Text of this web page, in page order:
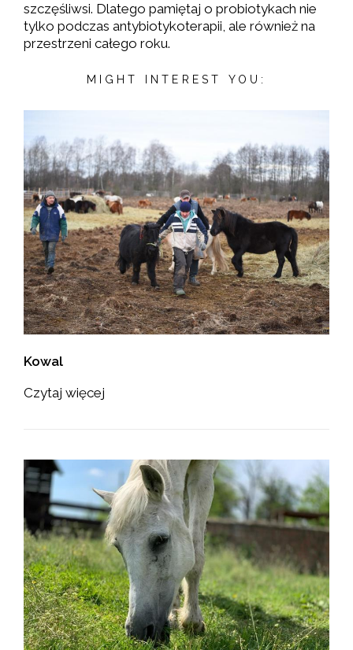
szczęśliwsi. Dlatego pamiętaj o probiotykach nie
tylko podczas antybiotykoterapii, ale również na
przestrzeni całego roku.
MIGHT INTEREST YOU:
Kowal
Czytaj więcej